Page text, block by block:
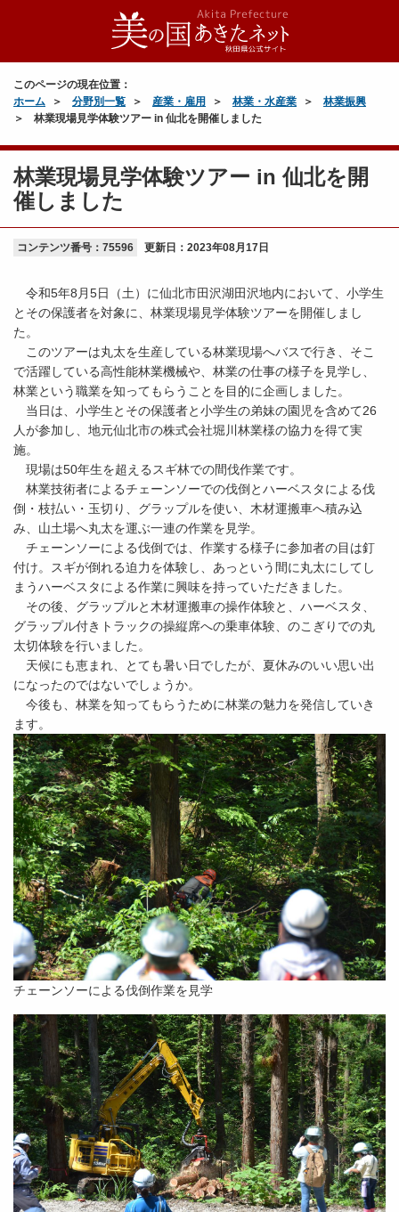
このページの現在位置：
ホーム
分野別一覧 産業・雇用 林業・水産業
林業振興
林業現場見学体験ツアー in 仙北を開催しました
林業現場見学体験ツアー in 仙北を開
催しました
コンテンツ番号：75596 更新日： 2023年08月17日
令和5年8月5日（土）に仙北市田沢湖田沢地内において、小学生
とその保護者を対象に、林業現場見学体験ツアーを開催しまし
た。
このツアーは丸太を生産している林業現場へバスで行き、そこ
で活躍している高性能林業機械や、林業の仕事の様子を見学し、
林業という職業を知ってもらうことを目的に企画しました。
当日は、小学生とその保護者と小学生の弟妹の園児を含めて26
人が参加し、地元仙北市の株式会社堀川林業様の協力を得て実
施。
現場は50年生を超えるスギ林での間伐作業です。
林業技術者によるチェーンソーでの伐倒とハーベスタによる伐
倒・枝払い・玉切り、グラップルを使い、木材運搬車へ積み込
み、山土場へ丸太を運ぶ一連の作業を見学。
チェーンソーによる伐倒では、作業する様子に参加者の目は釘
付け。スギが倒れる迫力を体験し、あっという間に丸太にしてし
まうハーベスタによる作業に興味を持っていただきました。
その後、グラップルと木材運搬車の操作体験と、ハーベスタ、
グラップル付きトラックの操縦席への乗車体験、のこぎりでの丸
太切体験を行いました。
天候にも恵まれ、とても暑い日でしたが、夏休みのいい思い出
になったのではないでしょうか。
今後も、林業を知ってもらうために林業の魅力を発信していき
ます。
チェーンソーによる伐倒作業を見学